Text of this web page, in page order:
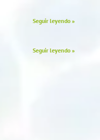
Seguir leyendo »
Seguir leyendo »